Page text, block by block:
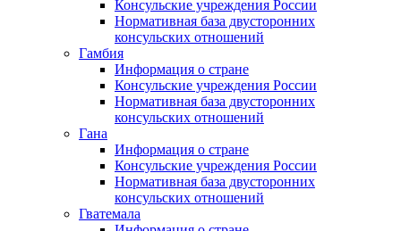
Консульские учреждения России
Нормативная база двусторонних
консульских отношений
Гамбия
Информация о стране
Консульские учреждения России
Нормативная база двусторонних
консульских отношений
Гана
Информация о стране
Консульские учреждения России
Нормативная база двусторонних
консульских отношений
Гватемала